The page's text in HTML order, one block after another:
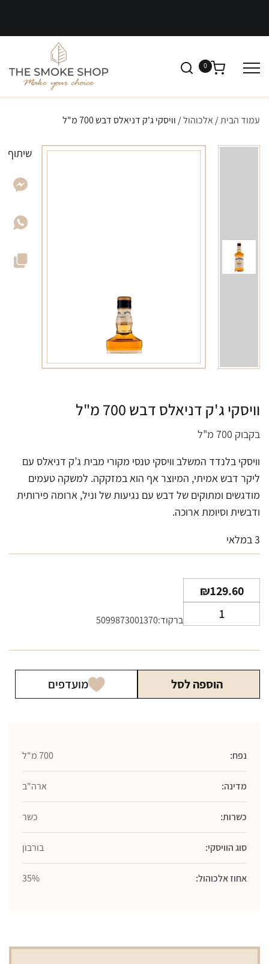
0
עמוד הבית/ אלכוהול/ וויסקי ג'ק דניאלס דבש 700 מ"ל
וויסקי ג'ק דניאלס דבש 700 מ"ל
בקבוק 700 מ"ל
וויסקי בלנדד המשלב וויסקי טנסי מקורי מבית ג’ק דניאלס עם
ליקר דבש אמיתי, המיוצר אף הוא במזקקה. למשקה טעמים
מודגשים ומתוקים של דבש עם נגיעות של וניל, ארומה פירותית
ודבשית וסיומת ארוכה.
3 במלאי
₪129.60
של
ברקוד:5099873001370
הוספה לסל מועדפים
נפח: 700 מ"ל
מדינה: ארה"ב
כשרות: כשר
סוג הוויסקי: בורבון
אחוז אלכוהול: 35%
שיתוף